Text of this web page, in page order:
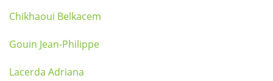
Chikhaoui Belkacem
Gouin Jean-Philippe
Lacerda Adriana